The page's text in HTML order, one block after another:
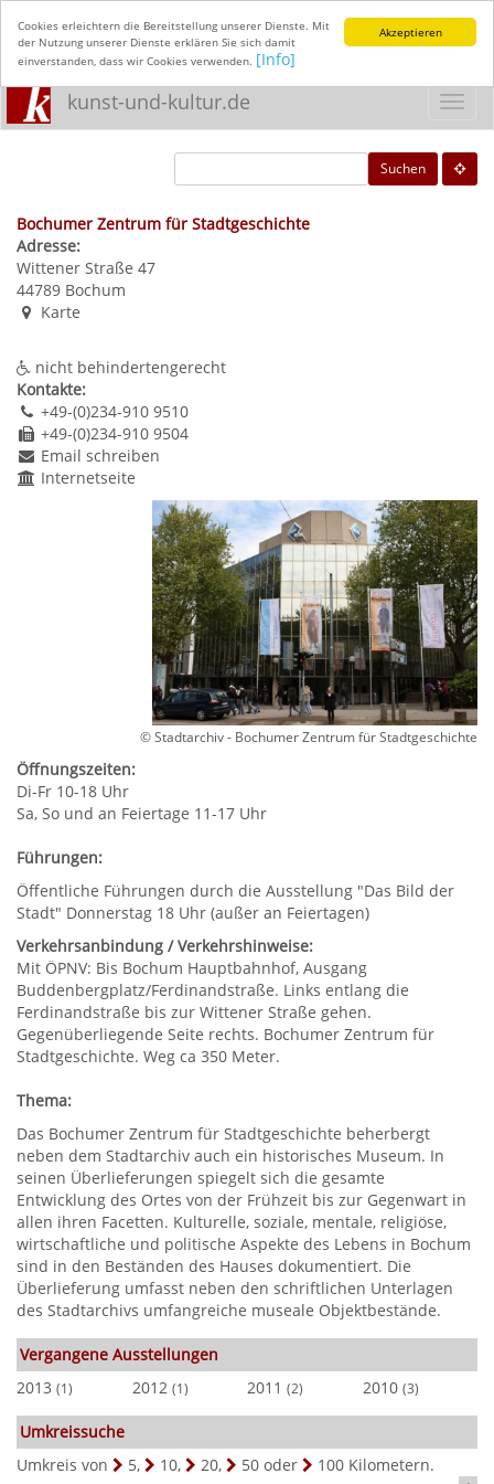
Akzeptieren
Cookies erleichtern die Bereitstellung unserer Dienste. Mit
der Nutzung unserer Dienste erklären Sie sich damit
einverstanden, dass wir Cookies verwenden. [Info]
kunst-und-kultur.de
Suchen
Bochumer Zentrum für Stadtgeschichte
Adresse:
Wittener Straße 47
44789 Bochum
Karte
nicht behindertengerecht
Kontakte:
+49-(0)234-910 9510
+49-(0)234-910 9504
Email schreiben
Internetseite
© Stadtarchiv - Bochumer Zentrum für Stadtgeschichte
Öffnungszeiten:
Di-Fr 10-18 Uhr
Sa, So und an Feiertage 11-17 Uhr
Führungen:
Öffentliche Führungen durch die Ausstellung "Das Bild der
Stadt" Donnerstag 18 Uhr (außer an Feiertagen)
Verkehrsanbindung / Verkehrshinweise:
Mit ÖPNV: Bis Bochum Hauptbahnhof, Ausgang
Buddenbergplatz/Ferdinandstraße. Links entlang die
Ferdinandstraße bis zur Wittener Straße gehen.
Gegenüberliegende Seite rechts. Bochumer Zentrum für
Stadtgeschichte. Weg ca 350 Meter.
Thema:
Das Bochumer Zentrum für Stadtgeschichte beherbergt
neben dem Stadtarchiv auch ein historisches Museum. In
seinen Überlieferungen spiegelt sich die gesamte
Entwicklung des Ortes von der Frühzeit bis zur Gegenwart in
allen ihren Facetten. Kulturelle, soziale, mentale, religiöse,
wirtschaftliche und politische Aspekte des Lebens in Bochum
sind in den Beständen des Hauses dokumentiert. Die
Überlieferung umfasst neben den schriftlichen Unterlagen
des Stadtarchivs umfangreiche museale Objektbestände.
Vergangene Ausstellungen
2013 (1) 2012 (1) 2011 (2) 2010 (3)
Umkreissuche
Umkreis von
5, 10, 20, 50 oder 100 Kilometern.